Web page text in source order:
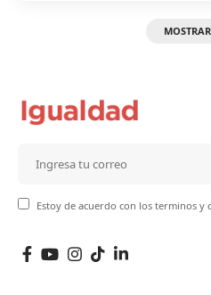
Estoy de acuerdo con los terminos y